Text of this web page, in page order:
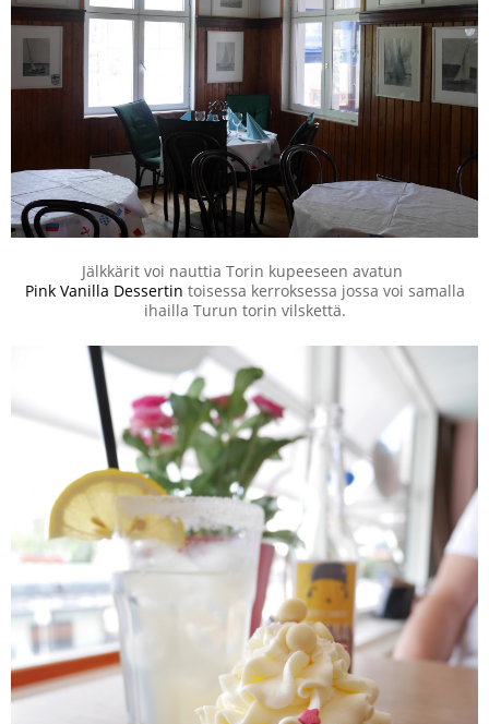
Jälkkärit voi nauttia Torin kupeeseen avatun
Pink Vanilla Dessertin toisessa kerroksessa jossa voi samalla
ihailla Turun torin vilskettä.